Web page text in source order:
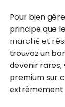
Pour bien
principe que
marché et
trouvez un
devenir rares,
premium sur
extrêmement